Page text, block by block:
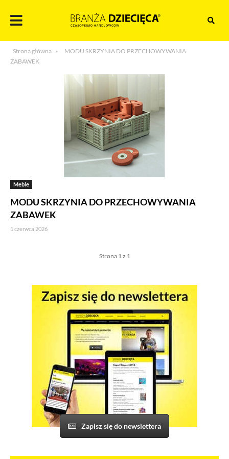
treści
Branża
dziecięca
Strona główna »
MODU SKRZYNIA DO PRZECHOWYWANIA
ZABAWEK
Meble
MODU SKRZYNIA DO PRZECHOWYWANIA
ZABAWEK
1 czerwca 2026
Strona 1 z 1
Zapisz się do newslettera